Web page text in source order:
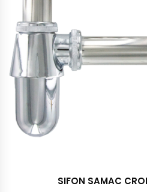
SIFON SAMAC